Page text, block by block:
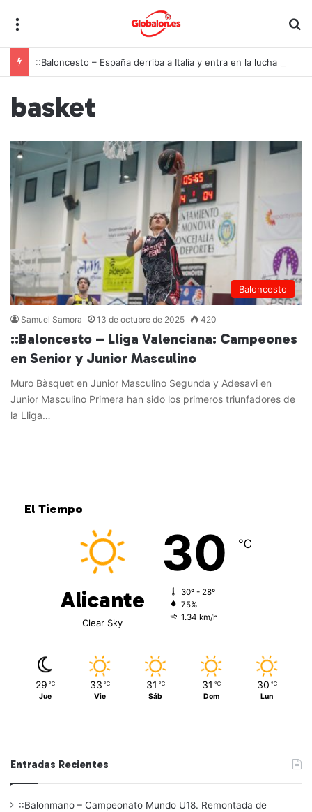
basket
Baloncesto
Samuel Samora 13 de octubre de 2025 420
::Baloncesto – Lliga Valenciana: Campeones
en Senior y Junior Masculino
Muro Bàsquet en Junior Masculino Segunda y Adesavi en
Junior Masculino Primera han sido los primeros triunfadores de
la Lliga…
El Tiempo
Alicante
Clear Sky
30 ℃
30º - 28º
75%
1.34 km/h
29 ℃
Jue
33 ℃
Vie
31 ℃
Sáb
31 ℃
Dom
30 ℃
Lun
Entradas Recientes
::Balonmano – Campeonato Mundo U18. Remontada de